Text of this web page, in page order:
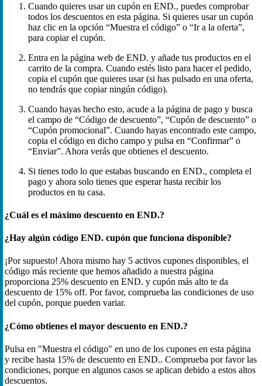
Cuando quieres usar un cupón en END., puedes comprobar
todos los descuentos en esta página. Si quieres usar un cupón
haz clic en la opción “Muestra el código” o “Ir a la oferta”,
para copiar el cupón.
Entra en la página web de END. y añade tus productos en el
carrito de la compra. Cuando estés listo para hacer el pedido,
copia el cupón que quieres usar (si has pulsado en una oferta,
no tendrás que copiar ningún código).
Cuando hayas hecho esto, acude a la página de pago y busca
el campo de “Código de descuento”, “Cupón de descuento” o
“Cupón promocional”. Cuando hayas encontrado este campo,
copia el código en dicho campo y pulsa en “Confirmar” o
“Enviar”. Ahora verás que obtienes el descuento.
Si tienes todo lo que estabas buscando en END., completa el
pago y ahora solo tienes que esperar hasta recibir los
productos en tu casa.
¿Cuál es el máximo descuento en END.?
¿Hay algún código END. cupón que funciona disponible?
¡Por supuesto! Ahora mismo hay 5 activos cupones disponibles, el
código más reciente que hemos añadido a nuestra página
proporciona 25% descuento en END. y cupón más alto te da
descuento de 15% off. Por favor, comprueba las condiciones de uso
del cupón, porque pueden variar.
¿Cómo obtienes el mayor descuento en END.?
Pulsa en "Muestra el código" en uno de los cupones en esta página
y recibe hasta 15% de descuento en END.. Comprueba por favor las
condiciones, porque en algunos casos se aplican debido a estos altos
descuentos.